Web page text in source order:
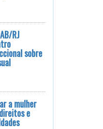
RJ
sobre
a mulher
e